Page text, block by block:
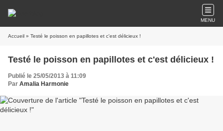
MENU
Accueil » Testé le poisson en papillotes et c'est délicieux !
Testé le poisson en papillotes et c'est délicieux !
Publié le 25/05/2013 à 11:09
Par Amalia Harmonie